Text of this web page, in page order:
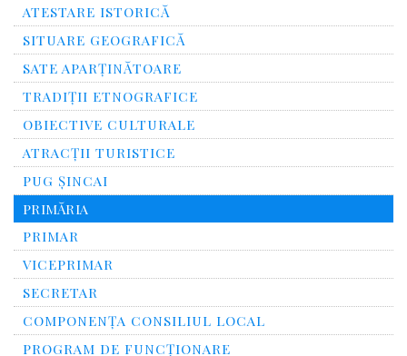
ATESTARE ISTORICĂ
SITUARE GEOGRAFICĂ
SATE APARȚINĂTOARE
TRADIȚII ETNOGRAFICE
OBIECTIVE CULTURALE
ATRACȚII TURISTICE
PUG ȘINCAI
PRIMĂRIA
PRIMAR
VICEPRIMAR
SECRETAR
COMPONENȚA CONSILIUL LOCAL
PROGRAM DE FUNCȚIONARE